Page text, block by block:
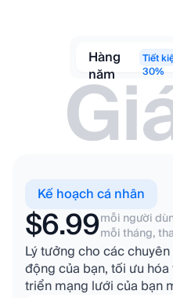
Hàng
năm
Tiết
30%
Kế hoạch cá nhân
$6.99mỗi người
mỗi tháng,
Lý tưởng cho các
động của bạn, tối ưu
triển mạng lưới của bạn